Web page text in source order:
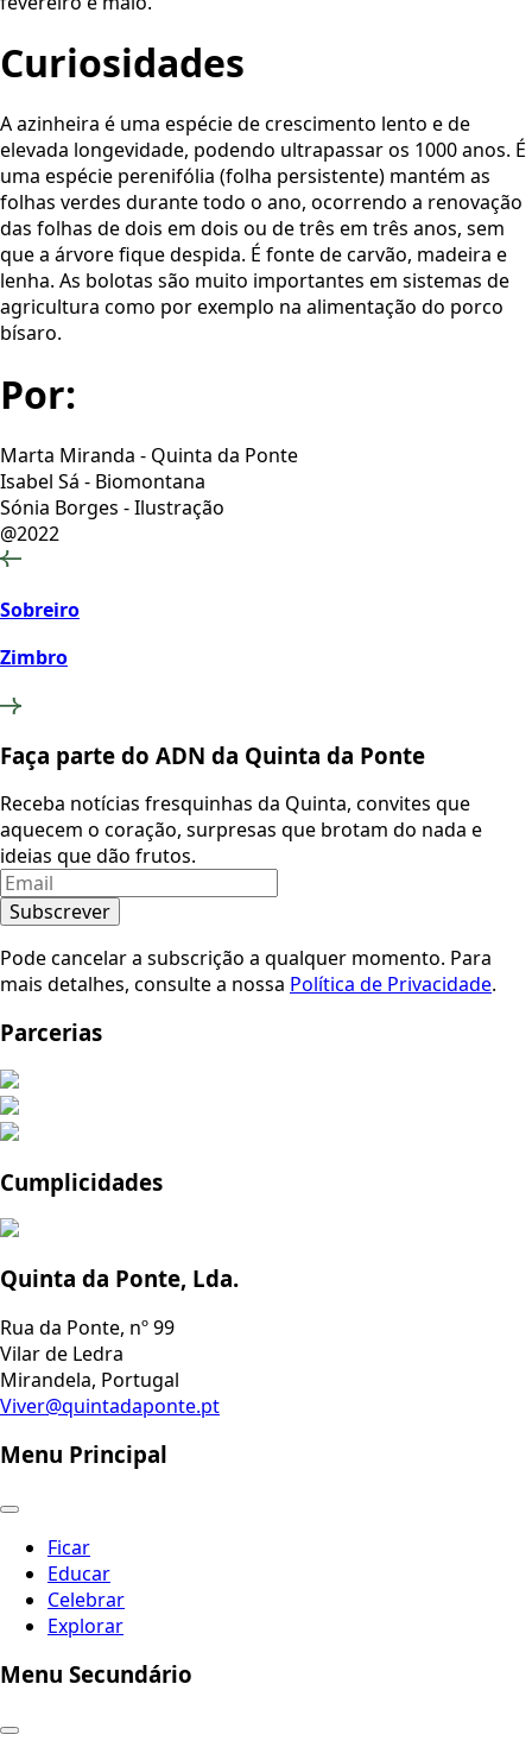
Curiosidades
A azinheira é uma espécie de crescimento lento e de
elevada longevidade, podendo ultrapassar os 1000 anos. É
uma espécie perenifólia (folha persistente) mantém as
folhas verdes durante todo o ano, ocorrendo a renovação
das folhas de dois em dois ou de três em três anos, sem
que a árvore fique despida. É fonte de carvão, madeira e
lenha. As bolotas são muito importantes em sistemas de
agricultura como por exemplo na alimentação do porco
bísaro.
Por:
Marta Miranda - Quinta da Ponte
Isabel Sá - Biomontana
Sónia Borges - Ilustração
@2022
Sobreiro
Zimbro
Faça parte do ADN da Quinta da Ponte
Receba notícias fresquinhas da Quinta, convites que
aquecem o coração, surpresas que brotam do nada e
ideias que dão frutos.
Subscrever
Pode cancelar a subscrição a qualquer momento. Para
mais detalhes, consulte a nossa Política de Privacidade.
Parcerias
Cumplicidades
Quinta da Ponte, Lda.
Rua da Ponte, nº 99
Vilar de Ledra
Mirandela, Portugal
Viver@quintadaponte.pt
Menu Principal
Ficar
Educar
Celebrar
Explorar
Menu Secundário